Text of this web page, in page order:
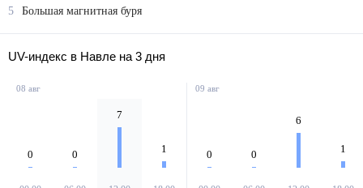
5
Большая магнитная буря
UV-индекс в Навле на 3 дня
08 авг
0 0
7
1
09 авг
0 0
6
1